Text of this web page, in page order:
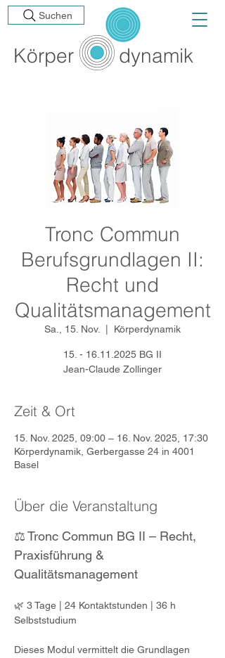
Körper dynamik
Suchen
Tronc Commun
Berufsgrundlagen II:
Recht und
Qualitätsmanagement
Sa., 15. Nov. Körperdynamik
15. - 16.11.2025 BG II
Jean-Claude Zollinger
Zeit & Ort
15. Nov. 2025, 09:00 – 16. Nov. 2025, 17:30
Körperdynamik, Gerbergasse 24 in 4001
Basel
Über die Veranstaltung
⚖️ Tronc Commun BG II – Recht,
Praxisführung &
Qualitätsmanagement
🌿 3 Tage | 24 Kontaktstunden | 36 h
Selbststudium
Dieses Modul vermittelt die Grundlagen